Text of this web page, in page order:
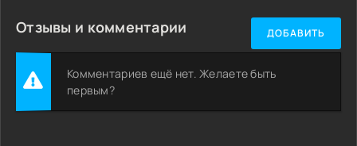
Отзывы и комментарии ДОБАВИТЬ
Комментариев ещё нет. Желаете быть
первым?